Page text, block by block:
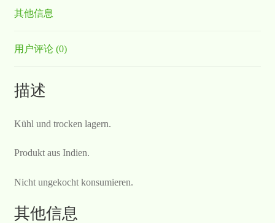
其他信息
用户评论 (0)
描述
Kühl und trocken lagern.
Produkt aus Indien.
Nicht ungekocht konsumieren.
其他信息